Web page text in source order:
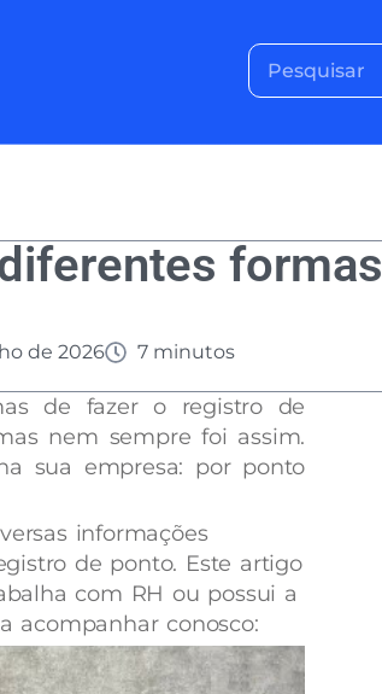
formas
de 2026 7 minutos
de fazer o registro de
nem sempre foi assim.
sua empresa: por ponto
informações
de ponto. Este artigo
com RH ou possui a
acompanhar conosco: